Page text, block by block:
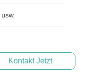
Kontakt Jetzt